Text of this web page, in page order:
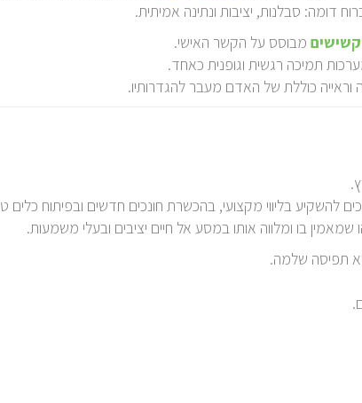
דומה: סבלנות, יציבות ונתינה אמיתית.
מבוסס על הקשר האישי.
תמיכה רגשית וגופנית כאחד.
וראייה כוללת של האדם מעבר להגדרותיו.
בליווי מקצועי, בהכשרת חונכים חדשים ובפיתוח כלים
בו ומלווה אותו במסע אל חיים יציבים ובעלי משמעות.
תפיסה שלמה.